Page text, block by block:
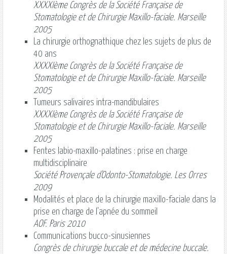
XXXXIème Congrès de la Société Française de
Stomatologie et de Chirurgie Maxillo-faciale. Marseille
2005
La chirurgie orthognathique chez les sujets de plus de
40 ans
XXXXIème Congrès de la Société Française de
Stomatologie et de Chirurgie Maxillo-faciale. Marseille
2005
Tumeurs salivaires intra-mandibulaires
XXXXIème Congrès de la Société Française de
Stomatologie et de Chirurgie Maxillo-faciale. Marseille
2005
Fentes labio-maxillo-palatines : prise en charge
multidisciplinaire
Société Provençale d'Odonto-Stomatologie. Les Orres
2009
Modalités et place de la chirurgie maxillo-faciale dans la
prise en charge de l'apnée du sommeil
AOF. Paris 2010
Communications bucco-sinusiennes
Congrès de chirurgie buccale et de médecine buccale.